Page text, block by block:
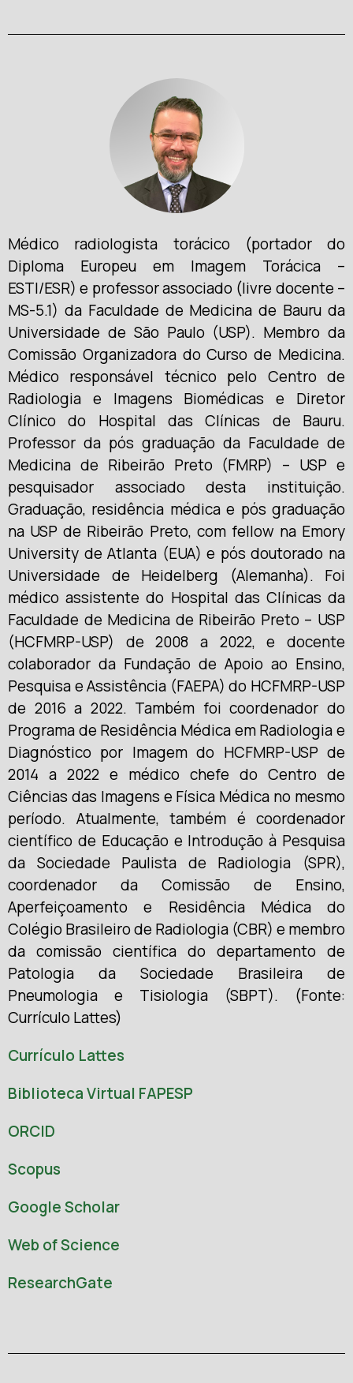
Médico radiologista torácico (portador do
Diploma Europeu em Imagem Torácica –
ESTI/ESR) e professor associado (livre docente –
MS-5.1) da Faculdade de Medicina de Bauru da
Universidade de São Paulo (USP). Membro da
Comissão Organizadora do Curso de Medicina.
Médico responsável técnico pelo Centro de
Radiologia e Imagens Biomédicas e Diretor
Clínico do Hospital das Clínicas de Bauru.
Professor da pós graduação da Faculdade de
Medicina de Ribeirão Preto (FMRP) – USP e
pesquisador associado desta instituição.
Graduação, residência médica e pós graduação
na USP de Ribeirão Preto, com fellow na Emory
University de Atlanta (EUA) e pós doutorado na
Universidade de Heidelberg (Alemanha). Foi
médico assistente do Hospital das Clínicas da
Faculdade de Medicina de Ribeirão Preto – USP
(HCFMRP-USP) de 2008 a 2022, e docente
colaborador da Fundação de Apoio ao Ensino,
Pesquisa e Assistência (FAEPA) do HCFMRP-USP
de 2016 a 2022. Também foi coordenador do
Programa de Residência Médica em Radiologia e
Diagnóstico por Imagem do HCFMRP-USP de
2014 a 2022 e médico chefe do Centro de
Ciências das Imagens e Física Médica no mesmo
período. Atualmente, também é coordenador
científico de Educação e Introdução à Pesquisa
da Sociedade Paulista de Radiologia (SPR),
coordenador da Comissão de Ensino,
Aperfeiçoamento e Residência Médica do
Colégio Brasileiro de Radiologia (CBR) e membro
da comissão científica do departamento de
Patologia da Sociedade Brasileira de
Pneumologia e Tisiologia (SBPT). (Fonte:
Currículo Lattes)
Currículo Lattes
Biblioteca Virtual FAPESP
ORCID
Scopus
Google Scholar
Web of Science
ResearchGate